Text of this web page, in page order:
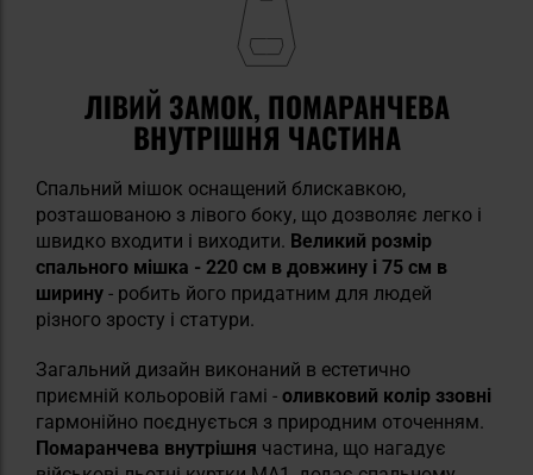
ЛІВИЙ ЗАМОК, ПОМАРАНЧЕВА
ВНУТРІШНЯ ЧАСТИНА
Спальний мішок оснащений блискавкою,
розташованою з лівого боку, що дозволяє легко і
швидко входити і виходити. Великий розмір
спального мішка - 220 см в довжину і 75 см в
ширину - робить його придатним для людей
різного зросту і статури.
Загальний дизайн виконаний в естетично
приємній кольоровій гамі - оливковий колір ззовні
гармонійно поєднується з природним оточенням.
Помаранчева внутрішня частина, що нагадує